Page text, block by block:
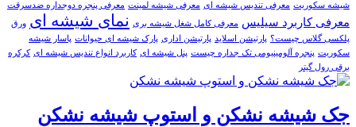
شیشه سکوریت معرفی تندیس شیشه ای معرفی شیشه لمینت معرفی پنجره دوجداره ضدسرقت
معرفی کاربرد سیلیس معرفی کامل شغل شیشه بری نمای شیشه ای ورق
پلکسی گلاس چیست؟ پارتيشن اسلايد پارتیشن اداری پارک شیشه ای حیوانات پاسار شيشه
سکوريت پنجره آلومینیومی تک جداره چیست پنل شیشه ای کاربرد انواع تندیس شیشه ای کرکره
برقی رول گیتر
جک شیشه نشکن و استوپ شیشه نشکن